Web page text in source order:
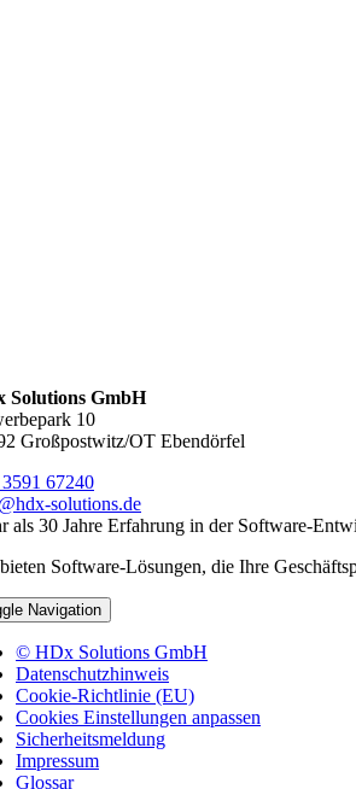
Solutions GmbH
10
Großpostwitz/OT Ebendörfel
67240
solutions.de
als 30 Jahre Erfahrung in der Software-
Software-Lösungen, die Ihre
Navigation
© HDx Solutions GmbH
Datenschutzhinweis
Cookie-Richtlinie (EU)
Cookies Einstellungen anpassen
Sicherheitsmeldung
Impressum
Glossar